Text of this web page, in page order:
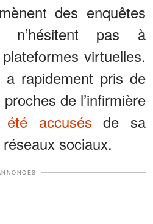
des enquêtes
n’hésitent pas à
virtuelles.
rapidement pris de
de l’infirmière
été accusés de sa
sociaux.